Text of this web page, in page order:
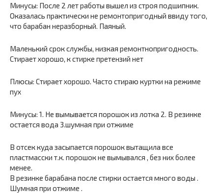
Минусы: После 2 лет работы вышел из строя подшипник.
Оказалась практически не ремонтопригодный ввиду того,
что барабан неразборный. Паяный.
Маленький срок службы, низкая ремонтнопригодность.
Стирает хорошо, к стирке претензий нет
Плюсы: Стирает хорошо. Часто стираю куртки на режиме
пух
Минусы: 1. Не вымывается порошок из лотка 2. В резинке
остается вода 3.шумная при отжиме
В отсек куда засыпается порошок вытащила все
пластмасски т.к. порошок не вымывался , без них более
менее.
В резинке барабана после стирки остается много воды .
Шумная при отжиме .